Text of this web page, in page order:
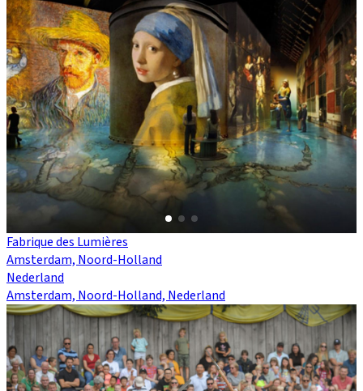
Fabrique des Lumières
Amsterdam, Noord-Holland
Nederland
Amsterdam, Noord-Holland, Nederland